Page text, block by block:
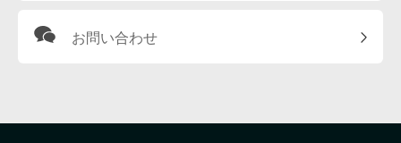
お問い合わせ